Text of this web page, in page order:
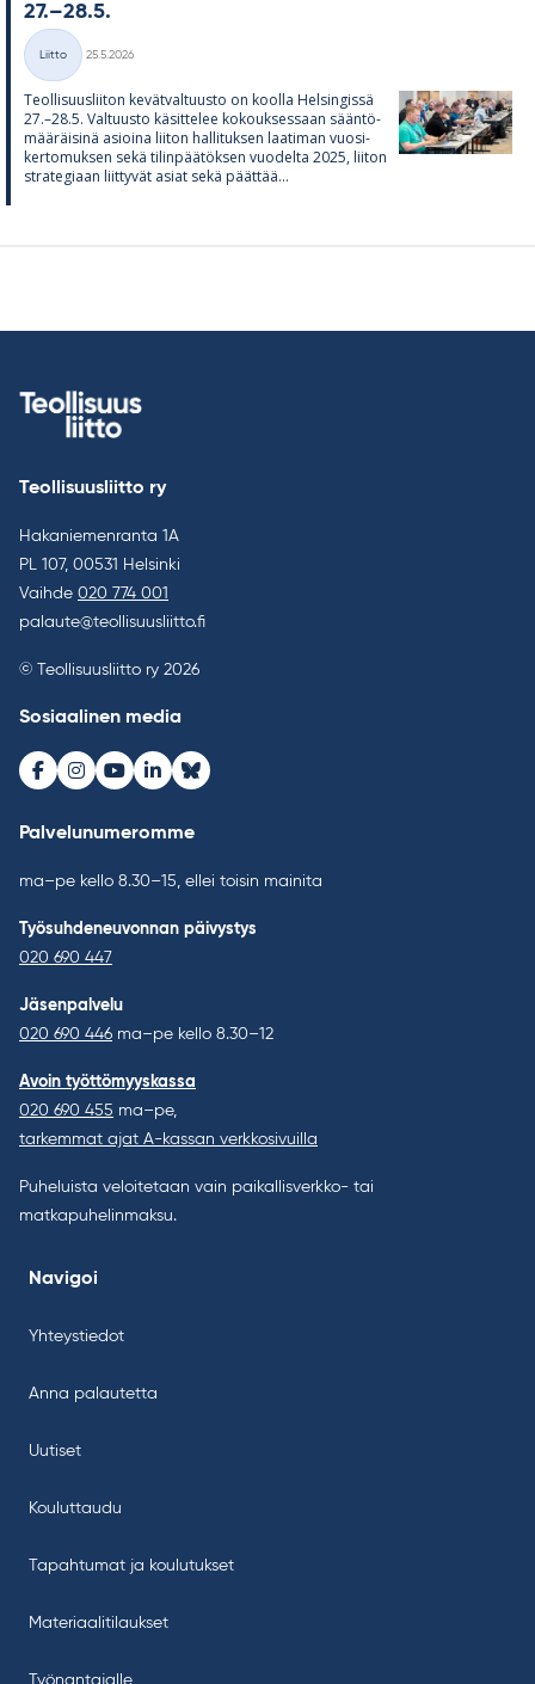
27.–28.5.
Kategoriat
Liitto
25.5.2026
Teol­li­suus­lii­ton ke­vät­val­tuusto on koolla Hel­sin­gissä
27.–28.5. Val­tuusto kä­sit­te­lee ko­kouk­ses­saan sään­tö­
mää­räi­sinä asioina lii­ton hal­li­tuk­sen laa­ti­man vuo­si­
ker­to­muk­sen sekä ti­lin­pää­tök­sen vuo­delta 2025, lii­ton
stra­te­gi­aan liit­ty­vät asiat sekä päät­tää...
Teollisuusliitto ry
Hakaniemenranta 1A
PL 107, 00531 Helsinki
Vaihde 020 774 001
palaute@teollisuusliitto.fi
© Teollisuusliitto ry 2026
Sosiaalinen media
Facebook
Instagram
Youtube
LinkedInBluesky
Palvelunumeromme
ma–pe kello 8.30–15, ellei toisin mainita
Työsuhdeneuvonnan päivystys
020 690 447
Jäsenpalvelu
020 690 446 ma–pe kello 8.30–12
Avoin työttömyyskassa
020 690 455 ma–pe,
tarkemmat ajat A-kassan verkkosivuilla
Puheluista veloitetaan vain paikallisverkko- tai
matkapuhelinmaksu.
Navigoi
Yhteystiedot
Anna palautetta
Uutiset
Kouluttaudu
Tapahtumat ja koulutukset
Materiaalitilaukset
Työnantajalle